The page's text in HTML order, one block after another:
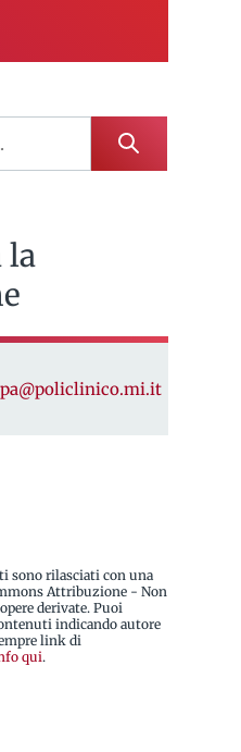
la
rilasciati con una
Attribuzione - Non
derivate. Puoi
indicando autore
link di
qui.